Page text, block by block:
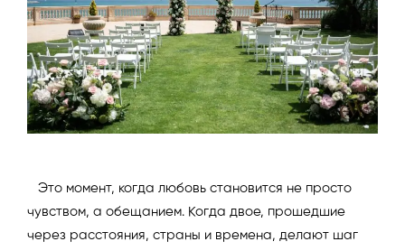
Это момент, когда любовь становится не просто
чувством, а обещанием. Когда двое, прошедшие
через расстояния, страны и времена, делают шаг